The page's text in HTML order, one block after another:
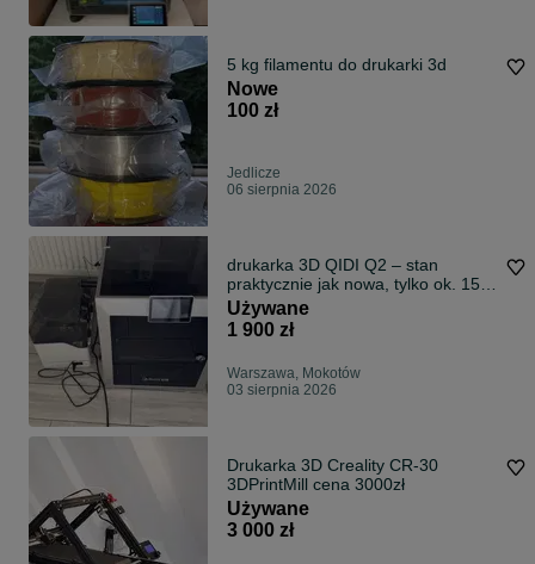
5 kg filamentu do drukarki 3d
Nowe
100 zł
Jedlicze
06 sierpnia 2026
drukarka 3D QIDI Q2 – stan
praktycznie jak nowa, tylko ok. 15
godzin pracy
Używane
1 900 zł
Warszawa, Mokotów
03 sierpnia 2026
Drukarka 3D Creality CR-30
3DPrintMill cena 3000zł
Używane
3 000 zł